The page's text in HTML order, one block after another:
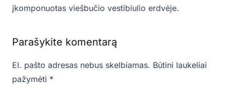
įkomponuotas viešbučio vestibiulio erdvėje.
Parašykite komentarą
El. pašto adresas nebus skelbiamas. Būtini laukeliai
pažymėti *